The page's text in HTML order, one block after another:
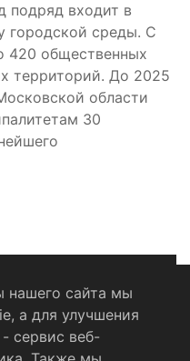
подряд входит в
городской среды. С
420 общественных
территорий. До 2025
области
30
нашего сайта мы
а для улучшения
сервис веб-